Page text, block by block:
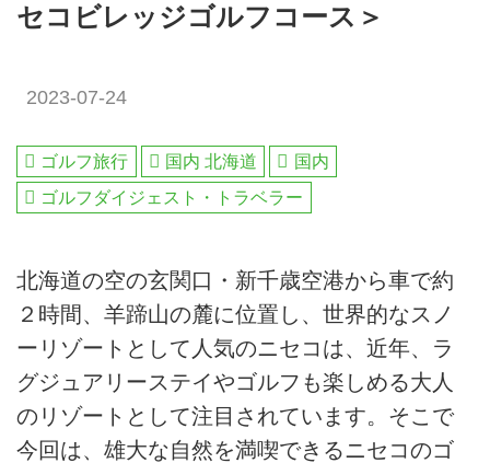
セコビレッジゴルフコース＞
2023-07-24
ゴルフ旅行 国内 北海道
国内
ゴルフダイジェスト・トラベラー
北海道の空の玄関口・新千歳空港から車で約
２時間、羊蹄山の麓に位置し、世界的なスノ
ーリゾートとして人気のニセコは、近年、ラ
グジュアリーステイやゴルフも楽しめる大人
のリゾートとして注目されています。そこで
今回は、雄大な自然を満喫できるニセコのゴ